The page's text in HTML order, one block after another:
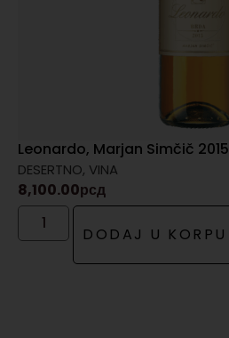
Leonardo, Marjan Simčič 2015
DESERTNO, VINA
8,100.00рсд
DODAJ U KORPU